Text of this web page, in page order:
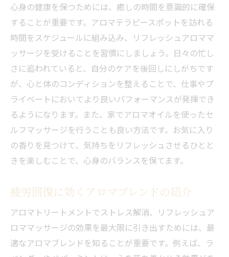
心身の健康を保つためには、癒しの時間を意識的に確保
することが重要です。アロマテラピースポットを訪れる
時間をスケジュールに組み込み、リフレッシュアロママ
ッサージを受けることを習慣にしましょう。日々の忙し
さに追われていると、自分のケアを後回しにしがちです
が、心と体のコンディションを整えることで、仕事やプ
ライベートにおいてより良いパフォーマンスが発揮でき
るようになります。また、家でアロマオイルを使ったセ
ルフマッサージを行うことも良い方法です。お気に入り
の香りを見つけて、気持ちをリフレッシュさせるひとと
きを楽しむことで、心身のバランスを保てます。
疲労回復に効くアロマブレンドの紹介
アロマトリートメントでストレス解消、リフレッシュア
ロママッサージの効果を最大限に引き出すためには、最
適なアロマブレンドを知ることが重要です。例えば、ラ